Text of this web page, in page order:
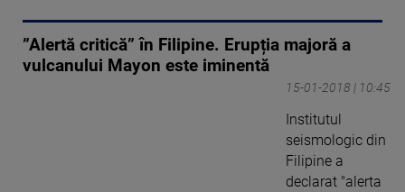
”Alertă critică” în Filipine. Erupția majoră a
vulcanului Mayon este iminentă
15-01-2018 | 10:45
Institutul
seismologic din
Filipine a
declarat "alerta